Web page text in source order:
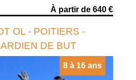
À partir de 640 €
OL - POITIERS -
DE BUT
8 à 16 ans